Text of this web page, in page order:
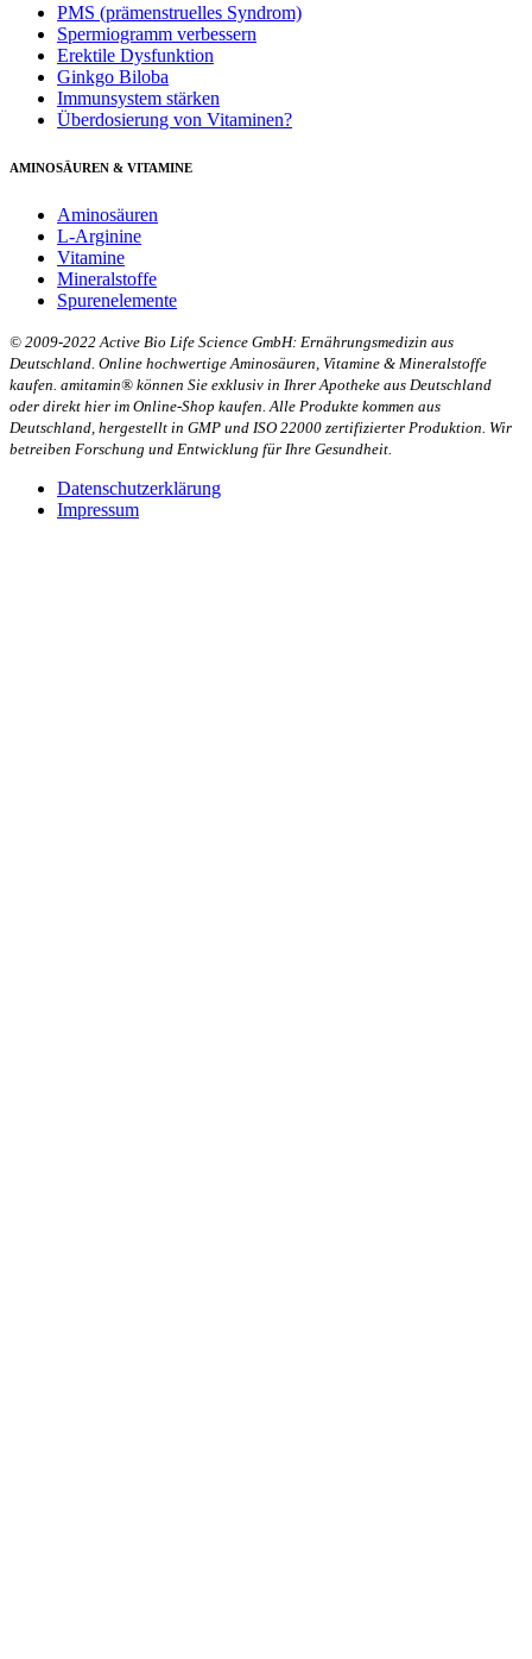
PMS (prämenstruelles Syndrom)
Spermiogramm verbessern
Erektile Dysfunktion
Ginkgo Biloba
Immunsystem stärken
Überdosierung von Vitaminen?
AMINOSÄUREN & VITAMINE
Aminosäuren
L-Arginine
Vitamine
Mineralstoffe
Spurenelemente
© 2009-2022 Active Bio Life Science GmbH: Ernährungsmedizin aus
Deutschland. Online hochwertige Aminosäuren, Vitamine & Mineralstoffe
kaufen. amitamin® können Sie exklusiv in Ihrer Apotheke aus Deutschland
oder direkt hier im Online-Shop kaufen. Alle Produkte kommen aus
Deutschland, hergestellt in GMP und ISO 22000 zertifizierter Produktion. Wir
betreiben Forschung und Entwicklung für Ihre Gesundheit.
Datenschutzerklärung
Impressum